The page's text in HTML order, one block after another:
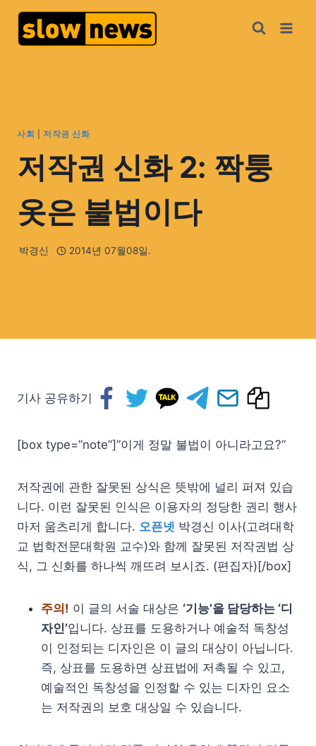
사회 저작권 신화
저작권 신화 2: 짝퉁
옷은 불법이다
박경신 2014년 07월08일.
기사 공유하기
[box type=”note”]”이게 정말 불법이 아니라고요?”
저작권에 관한 잘못된 상식은 뜻밖에 널리 퍼져 있습
니다. 이런 잘못된 인식은 이용자의 정당한 권리 행사
마저 움츠리게 합니다. 오픈넷 박경신 이사(고려대학
교 법학전문대학원 교수)와 함께 잘못된 저작권법 상
식, 그 신화를 하나씩 깨뜨려 보시죠. (편집자)[/box]
주의! 이 글의 서술 대상은 ‘기능’을 담당하는 ‘디
자인’입니다. 상표를 도용하거나 예술적 독창성
이 인정되는 디자인은 이 글의 대상이 아닙니다.
즉, 상표를 도용하면 상표법에 저촉될 수 있고,
예술적인 독창성을 인정할 수 있는 디자인 요소
는 저작권의 보호 대상일 수 있습니다.